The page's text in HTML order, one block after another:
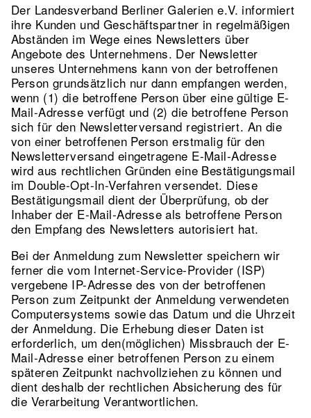
Der Landesverband Berliner Galerien e.V. informiert
ihre Kunden und Geschäftspartner in regelmäßigen
Abständen im Wege eines Newsletters über
Angebote des Unternehmens. Der Newsletter
unseres Unternehmens kann von der betroffenen
Person grundsätzlich nur dann empfangen werden,
wenn (1) die betroffene Person über eine gültige E-
Mail-Adresse verfügt und (2) die betroffene Person
sich für den Newsletterversand registriert. An die
von einer betroffenen Person erstmalig für den
Newsletterversand eingetragene E-Mail-Adresse
wird aus rechtlichen Gründen eine Bestätigungsmail
im Double-Opt-In-Verfahren versendet. Diese
Bestätigungsmail dient der Überprüfung, ob der
Inhaber der E-Mail-Adresse als betroffene Person
den Empfang des Newsletters autorisiert hat.
Bei der Anmeldung zum Newsletter speichern wir
ferner die vom Internet-Service-Provider (ISP)
vergebene IP-Adresse des von der betroffenen
Person zum Zeitpunkt der Anmeldung verwendeten
Computersystems sowie das Datum und die Uhrzeit
der Anmeldung. Die Erhebung dieser Daten ist
erforderlich, um den(möglichen) Missbrauch der E-
Mail-Adresse einer betroffenen Person zu einem
späteren Zeitpunkt nachvollziehen zu können und
dient deshalb der rechtlichen Absicherung des für
die Verarbeitung Verantwortlichen.